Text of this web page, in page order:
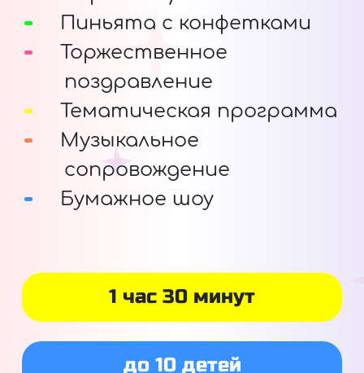
Пиньята с конфетками
Торжественное
поздравление
Тематическая программа
Музыкальное
сопровождение
Бумажное шоу
1 час 30 минут
до 10 детей